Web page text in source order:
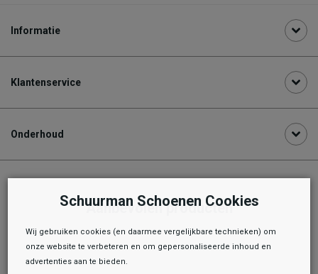
Informatie
Klantenservice
Onderhoud
Aanbevolen producten
Schuurman Schoenen Cookies
Wij gebruiken cookies (en daarmee vergelijkbare technieken) om
onze website te verbeteren en om gepersonaliseerde inhoud en
advertenties aan te bieden.